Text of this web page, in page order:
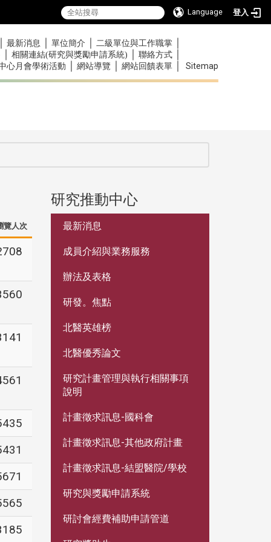
Language 登入
最新消息 單位簡介 二級單位與工作職掌
相關連結(研究與獎勵申請系統) 聯絡方式
心月會學術活動 網站導覽 網站回饋表單 Sitemap
覽人次
研究推動中心
最新消息
成員介紹與業務服務
辦法及表格
研發。焦點
北醫英雄榜
北醫優秀論文
研究計畫管理與執行相關事項
說明
計畫徵求訊息-國科會
計畫徵求訊息-其他政府計畫
計畫徵求訊息-結盟醫院/學校
研究與獎勵申請系統
研討會經費補助申請管道